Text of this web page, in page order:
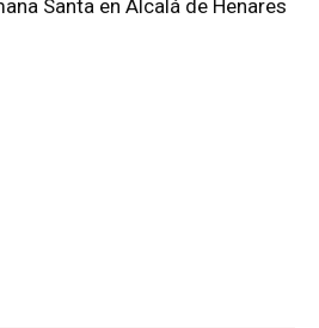
Santa en Alcalá de Henares